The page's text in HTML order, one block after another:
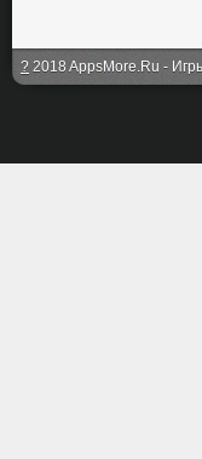
? 2018 AppsMore.Ru -